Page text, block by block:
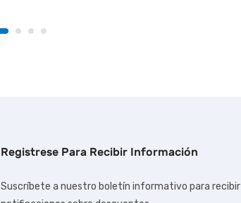
Registrese Para Recibir Información
Suscríbete a nuestro boletín informativo para recibir